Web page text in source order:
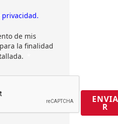
privacidad.
de mis
la finalidad
ENVIA
R